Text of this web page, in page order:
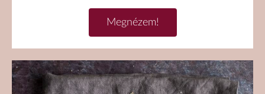
Megnézem!